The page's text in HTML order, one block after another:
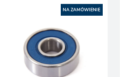
NA ZAMÓWIENIE